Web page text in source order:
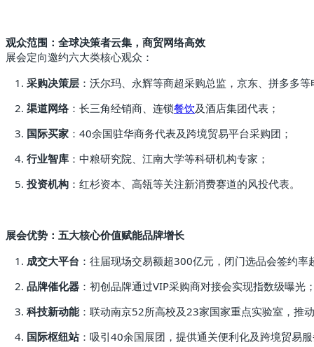
观众范围：全球决策者云集，商贸网络高效
展会定向邀约六大类核心观众：
采购决策层 ：沃尔玛、永辉等商超采购总监，京东、拼多多
渠道网络：长三角经销商、连锁餐饮及酒店集团代表；
国际买家 ：40余国驻华商务代表及跨境贸易平台采购团；
行业智库 ：中粮研究院、江南大学等科研机构专家；
投资机构 ：红杉资本、高瓴等关注新消费赛道的风投代表。
展会优势：五大核心价值赋能品牌增长
成交大平台 ：往届现场交易额超300亿元，闭门选品会签约率
品牌催化器 ：初创品牌通过VIP采购商对接会实现指数级曝光
科技新动能：联动南京52所高校及23家国家重点实验室，推
国际枢纽站：吸引40余国展团，提供通关便利化及跨境贸易